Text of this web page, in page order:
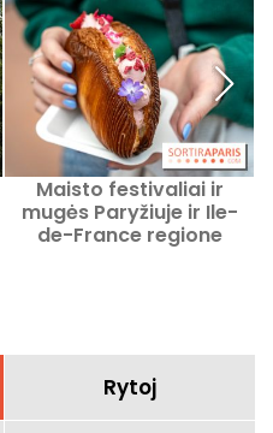
Maisto festivaliai ir
mugės Paryžiuje ir Ile-
de-France regione
Rytoj